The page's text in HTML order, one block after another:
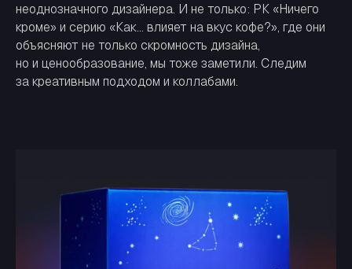
неоднозначного дизайнера. И не только: РК «Ничего
кроме» и серию «Как… влияет на вкус кофе?», где они
объясняют не только скромность дизайна,
но и ценообразование, мы тоже заметили. Следим
за креативным подходом и коллабами.